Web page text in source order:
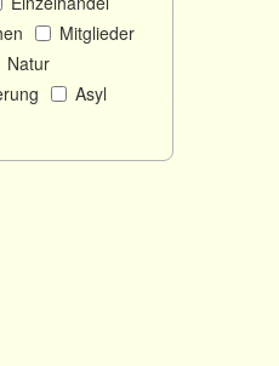
Mitglieder
Natur
Asyl